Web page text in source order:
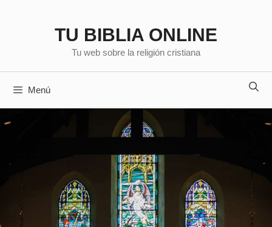
TU BIBLIA ONLINE
Tu web sobre la religión cristiana
Menú